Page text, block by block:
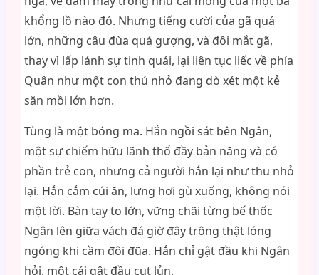
khổng lồ nào đó. Nhưng tiếng cười của gã quá
lớn, những câu đùa quá gượng, và đôi mắt gã,
thay vì lấp lánh sự tinh quái, lại liên tục liếc về phía
Quân như một con thú nhỏ đang dò xét một kẻ
săn mồi lớn hơn.
Tùng là một bóng ma. Hắn ngồi sát bên Ngân,
một sự chiếm hữu lãnh thổ đầy bản năng và có
phần trẻ con, nhưng cả người hắn lại như thu nhỏ
lại. Hắn cắm cúi ăn, lưng hơi gù xuống, không nói
một lời. Bàn tay to lớn, vững chãi từng bế thốc
Ngân lên giữa vách đá giờ đây trông thật lóng
ngóng khi cầm đôi đũa. Hắn chỉ gật đầu khi Ngân
hỏi, một cái gật đầu cụt lủn.